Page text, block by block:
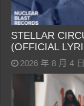
STELLAR
(OFFICIAL
2026 年 8 月 4 日